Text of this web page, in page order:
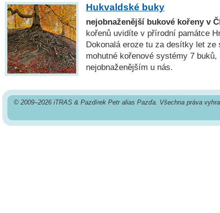
Hukvaldské buky
nejobnaženější bukové kořeny v
kořenů uvidíte v přírodní památce
Dokonalá eroze tu za desítky let ze
mohutné kořenové systémy 7
nejobnaženějším u nás.
© 2009–2026 iTRAS & Pazdírek Petr alias Pazďa. Všechna práva